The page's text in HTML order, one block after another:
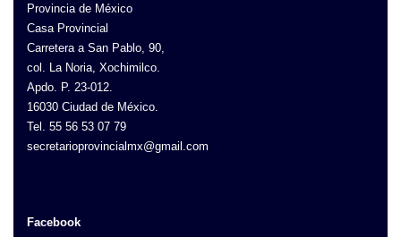
Provincia de México
Casa Provincial
Carretera a San Pablo, 90,
col. La Noria, Xochimilco.
Apdo. P. 23-012.
16030 Ciudad de México.
Tel. 55 56 53 07 79
secretarioprovincialmx@gmail.com
Facebook